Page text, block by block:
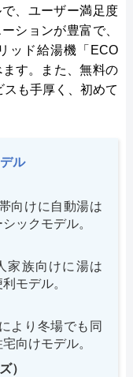
、ユーザー満足度
ションが豊富で、
ッド給湯機「ECO
す。また、無料の
も手厚く、初めて
ル
向けに自動湯は
ックモデル。
家族向けに湯は
モデル。
より冬場でも同
向けモデル。
）